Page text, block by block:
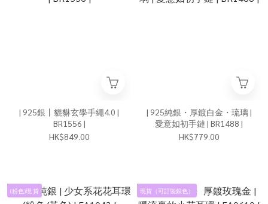
| 925銀丨貔貅玄學手繩4.0 |
BR1556 |
HK$849.00
| 925純銀・厚鍍白金・琉璃 |
愛意如初手鏈 | BR1488 |
HK$779.00
(粉色)現 貨 現貨（可訂製銀色）